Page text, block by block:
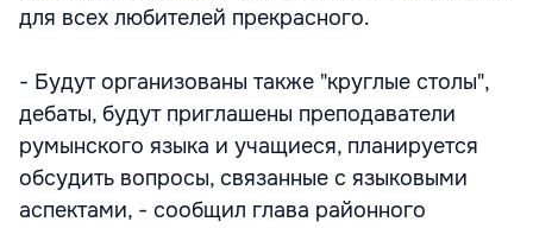
для всех любителей прекрасного.
- Будут организованы также "круглые столы",
дебаты, будут приглашены преподаватели
румынского языка и учащиеся, планируется
обсудить вопросы, связанные с языковыми
аспектами, - сообщил глава районного